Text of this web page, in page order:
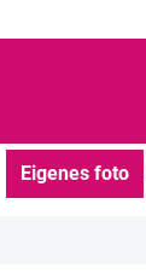
Eigenes foto